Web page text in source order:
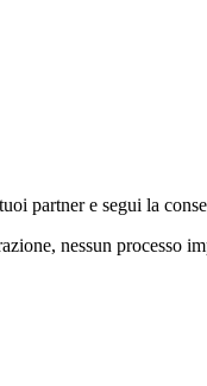
partner e segui la
nessun processo